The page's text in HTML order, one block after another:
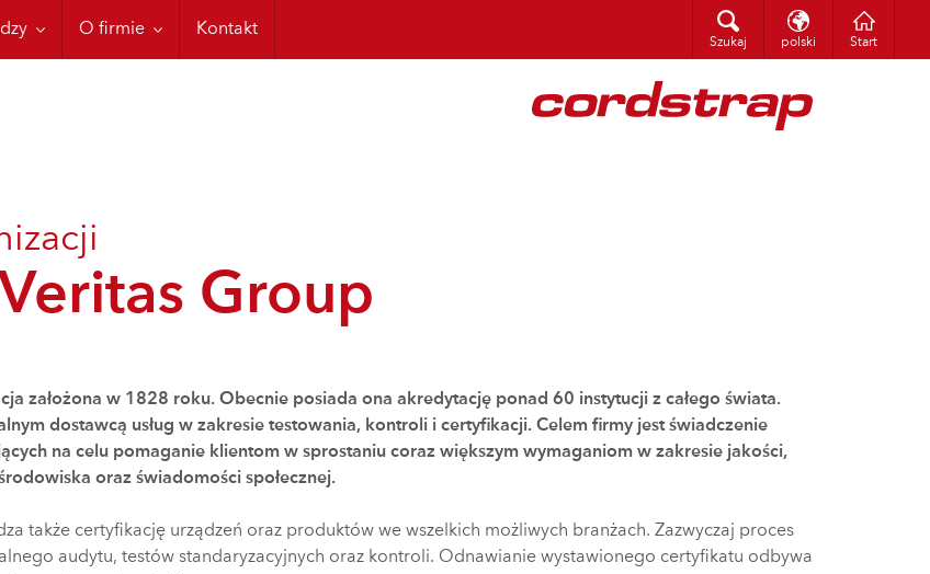
Szukaj polski Start
O firmie
Kodeks CTU Kontakt
Szukaj
Group
założona w 1828 roku. Obecnie posiada ona akredytację ponad 60 instytucji z całego świata.
dostawcą usług w zakresie testowania, kontroli i certyfikacji. Celem firmy jest świadczenie
na celu pomaganie klientom w sprostaniu coraz większym wymaganiom w zakresie jakości,
oraz świadomości społecznej.
także certyfikację urządzeń oraz produktów we wszelkich możliwych branżach. Zazwyczaj proces
audytu, testów standaryzacyjnych oraz kontroli. Odnawianie wystawionego certyfikatu odbywa